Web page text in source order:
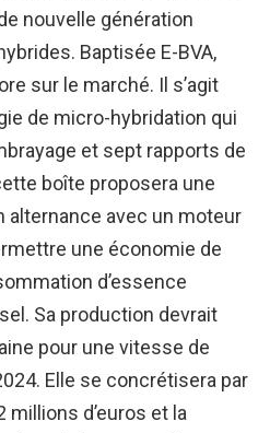
nouvelle génération
Baptisée E-BVA,
sur le marché. Il s’agit
de micro-hybridation qui
et sept rapports de
boîte proposera une
avec un moteur
une économie de
d’essence
Sa production devrait
pour une vitesse de
Elle se concrétisera par
d’euros et la